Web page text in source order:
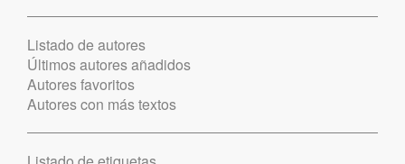
Listado de autores
Últimos autores añadidos
Autores favoritos
Autores con más textos